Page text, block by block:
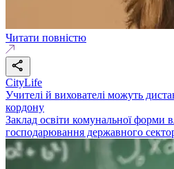
Читати повністю
CityLife
Учителі й вихователі можуть
кордону
Заклад освіти комунальної форми
господарювання державного